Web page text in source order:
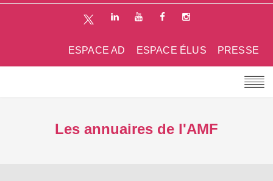
PRESSE
ESPACE ÉLUS
ESPACE AD
Les annuaires de l'AMF